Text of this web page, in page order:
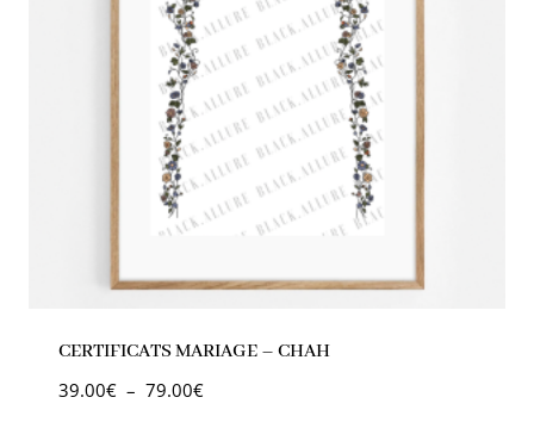
CERTIFICATS MARIAGE – CHAH
39.00€ – 79.00€